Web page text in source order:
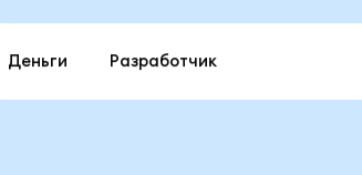
Деньги Разработчик